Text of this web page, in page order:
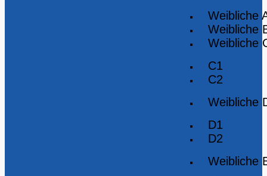
Weibliche
Weibliche
Weibliche
C1
C2
Weibliche
D1
D2
Weibliche